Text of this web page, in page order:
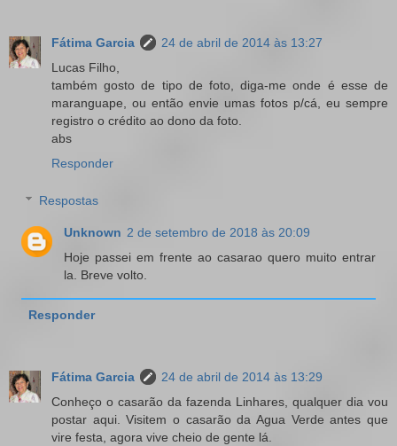
Fátima Garcia
24 de abril de 2014 às 13:27
Lucas Filho,
também gosto de tipo de foto, diga-me onde é esse de
maranguape, ou então envie umas fotos p/cá, eu sempre
registro o crédito ao dono da foto.
abs
Responder
Respostas
Unknown 2 de setembro de 2018 às 20:09
Hoje passei em frente ao casarao quero muito entrar
la. Breve volto.
Responder
Fátima Garcia
24 de abril de 2014 às 13:29
Conheço o casarão da fazenda Linhares, qualquer dia vou
postar aqui. Visitem o casarão da Agua Verde antes que
vire festa, agora vive cheio de gente lá.